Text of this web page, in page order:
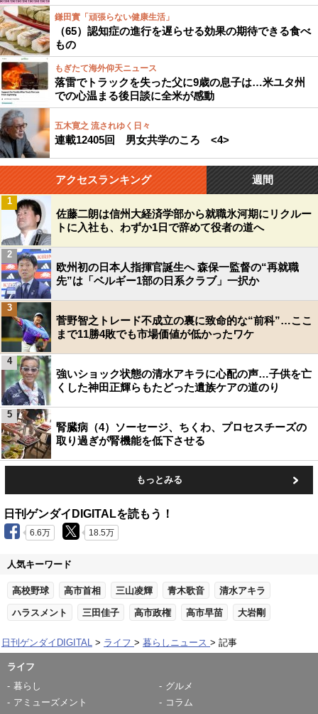
鎌田實「頑張らない健康生活」
（65）認知症の進行を遅らせる効果の期待できる食べ
もの
もぎたて海外仰天ニュース
落雷でトラックを失った父に9歳の息子は…米ユタ州
での心温まる後日談に全米が感動
五木寛之 流されゆく日々
連載12405回 男女共学のころ <4>
アクセスランキング 週間
佐藤二朗は信州大経済学部から就職氷河期にリクルー
トに入社も、わずか1日で辞めて役者の道へ
1
欧州初の日本人指揮官誕生へ 森保一監督の“再就職
先”は「ベルギー1部の日系クラブ」一択か
2
菅野智之トレード不成立の裏に致命的な“前科”…ここ
まで11勝4敗でも市場価値が低かったワケ
3
強いショック状態の清水アキラに心配の声…子供を亡
くした神田正輝らもたどった遺族ケアの道のり
4
腎臓病（4）ソーセージ、ちくわ、プロセスチーズの
取り過ぎが腎機能を低下させる
5
もっとみる
日刊ゲンダイDIGITALを読もう！
6.6万 18.5万
人気キーワード
高校野球 高市首相 三山凌輝 青木歌音 清水アキラ
ハラスメント 三田佳子 高市政権 高市早苗 大岩剛
日刊ゲンダイDIGITAL ライフ 暮らしニュース 記事
ライフ
暮らし
グルメ
アミューズメント
コラム